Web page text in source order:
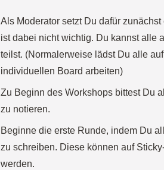
Als Moderator setzt Du dafür
ist dabei nicht wichtig. Du kannst alle
teilst. (Normalerweise lädst Du alle
individuellen Board arbeiten)
Zu Beginn des Workshops bittest Du
zu notieren.
Beginne die erste Runde, indem Du
zu schreiben. Diese können auf
werden.